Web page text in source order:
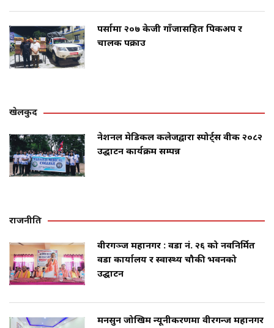
पर्सामा २०७ केजी गाँजासहित पिकअप र
चालक पक्राउ
खेलकुद
नेशनल मेडिकल कलेजद्वारा स्पोर्ट्स वीक २०८२
उद्घाटन कार्यक्रम सम्पन्न
राजनीति
वीरगञ्ज महानगर : वडा नं. २६ को नवनिर्मित
वडा कार्यालय र स्वास्थ्य चौकी भवनको
उद्घाटन
मनसुन जोखिम न्यूनीकरणमा वीरगन्ज महानगर